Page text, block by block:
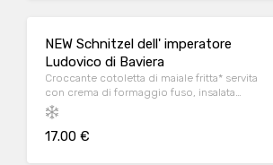
NEW Schnitzel dell' imperatore
Ludovico di Baviera
Croccante cotoletta di maiale fritta* servita
con crema di formaggio fuso, insalata
misticanza, patate arrosto e insalata di
cavolo.
17.00 €